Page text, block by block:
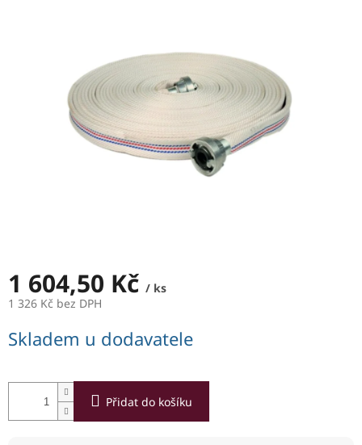
1 604,50 Kč / ks
1 326 Kč bez DPH
cena:
Skladem u dodavatele
Přidat do košíku